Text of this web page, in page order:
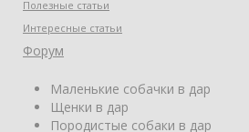
Полезные статьи
Интересные статьи
Форум
Маленькие собачки в дар
Щенки в дар
Породистые собаки в дар